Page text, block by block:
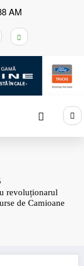
AM
revoluționarul
de Camioane